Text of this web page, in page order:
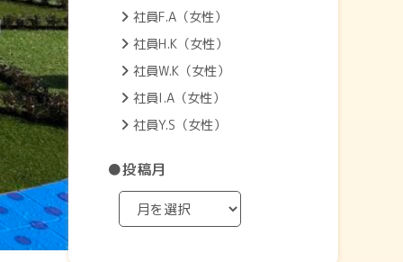
社員F.A（女性）
社員H.K（女性）
社員W.K（女性）
社員I.A（女性）
社員Y.S（女性）
●投稿月